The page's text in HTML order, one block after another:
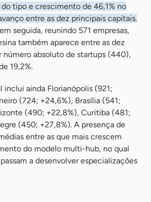
tipo e crescimento de 46,1% no
entre as dez principais capitais.
seguida, reunindo 571 empresas,
também aparece entre as dez
número absoluto de startups (440),
19,2%.
inclui ainda Florianópolis (921;
(724; +24,6%), Brasília (541;
(490; +22,8%), Curitiba (481;
(450; +27,8%). A presença de
entre as que mais crescem
do modelo multi-hub, no qual
a desenvolver especializações